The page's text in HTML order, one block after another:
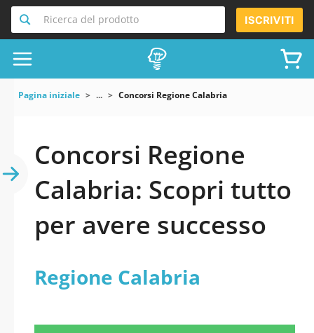
Ricerca del prodotto ISCRIVITI
Pagina iniziale ... Concorsi Regione Calabria
Concorsi Regione
Calabria: Scopri tutto
per avere successo
Regione Calabria